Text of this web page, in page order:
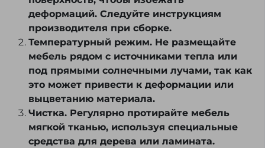
деформаций. Следуйте инструкциям
производителя при сборке.
Температурный режим. Не размещайте
мебель рядом с источниками тепла или
под прямыми солнечными лучами, так как
это может привести к деформации или
выцветанию материала.
Чистка. Регулярно протирайте мебель
мягкой тканью, используя специальные
средства для дерева или ламината.